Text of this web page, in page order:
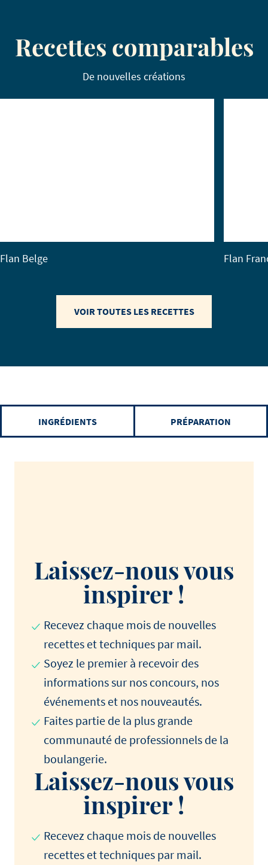
Recettes comparables
De nouvelles créations
Flan Belge Flan
VOIR TOUTES LES RECETTES
INGRÉDIENTS PRÉPARATION
Laissez-nous vous
inspirer !
Recevez chaque mois de nouvelles
recettes et techniques par mail.
Soyez le premier à recevoir des
informations sur nos concours, nos
événements et nos nouveautés.
Faites partie de la plus grande
communauté de professionnels de la
boulangerie.
Laissez-nous vous
inspirer !
Recevez chaque mois de nouvelles
recettes et techniques par mail.